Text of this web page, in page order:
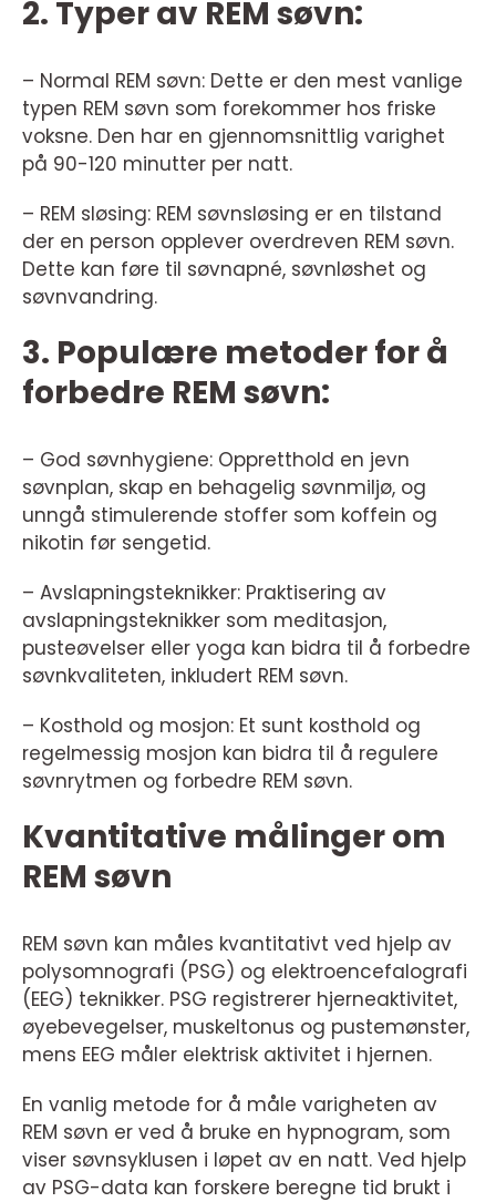
2. Typer av REM søvn:
– Normal REM søvn: Dette er den mest vanlige
typen REM søvn som forekommer hos friske
voksne. Den har en gjennomsnittlig varighet
på 90-120 minutter per natt.
– REM sløsing: REM søvnsløsing er en tilstand
der en person opplever overdreven REM søvn.
Dette kan føre til søvnapné, søvnløshet og
søvnvandring.
3. Populære metoder for å
forbedre REM søvn:
– God søvnhygiene: Oppretthold en jevn
søvnplan, skap en behagelig søvnmiljø, og
unngå stimulerende stoffer som koffein og
nikotin før sengetid.
– Avslapningsteknikker: Praktisering av
avslapningsteknikker som meditasjon,
pusteøvelser eller yoga kan bidra til å forbedre
søvnkvaliteten, inkludert REM søvn.
– Kosthold og mosjon: Et sunt kosthold og
regelmessig mosjon kan bidra til å regulere
søvnrytmen og forbedre REM søvn.
Kvantitative målinger om
REM søvn
REM søvn kan måles kvantitativt ved hjelp av
polysomnografi (PSG) og elektroencefalografi
(EEG) teknikker. PSG registrerer hjerneaktivitet,
øyebevegelser, muskeltonus og pustemønster,
mens EEG måler elektrisk aktivitet i hjernen.
En vanlig metode for å måle varigheten av
REM søvn er ved å bruke en hypnogram, som
viser søvnsyklusen i løpet av en natt. Ved hjelp
av PSG-data kan forskere beregne tid brukt i